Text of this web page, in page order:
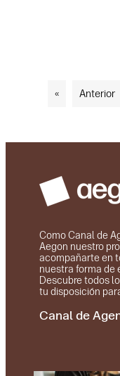
« Anterior
Como Canal de
Aegon nuestro
acompañarte en
nuestra forma de
Descubre todos
tu disposición
Canal de